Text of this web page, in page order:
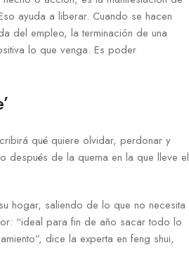
ayuda a liberar. Cuando se hacen
del empleo, la terminación de una
lo que venga. Es poder
qué quiere olvidar, perdonar y
después de la quema en la que lleve el
hogar, saliendo de lo que no necesita
“ideal para fin de año sacar todo lo
dice la experta en feng shui,